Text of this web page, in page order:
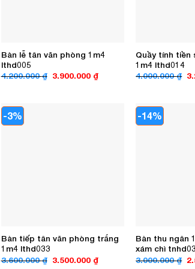
Bàn lễ tân văn phòng 1m4
lthd005
4.200.000₫ Giá
3.900.000 ₫Giá
hiện
3.900.000 ₫.
Quầy tính tiền
1m4 lthd014
4.000.000₫
-3%
Bàn tiếp tân văn phòng trắng
1m4 lthd033
3.600.000₫ Giá
3.500.000 ₫Giá
hiện
-14%
Bàn thu ngân
xám chì
3.000.000₫